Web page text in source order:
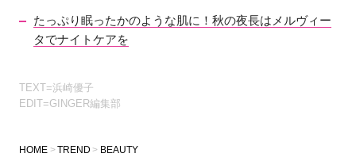
たっぷり眠ったかのような肌に！秋の夜長はメルヴィー
タでナイトケアを
TEXT=浜崎優子
EDIT=GINGER編集部
HOME TREND
BEAUTY